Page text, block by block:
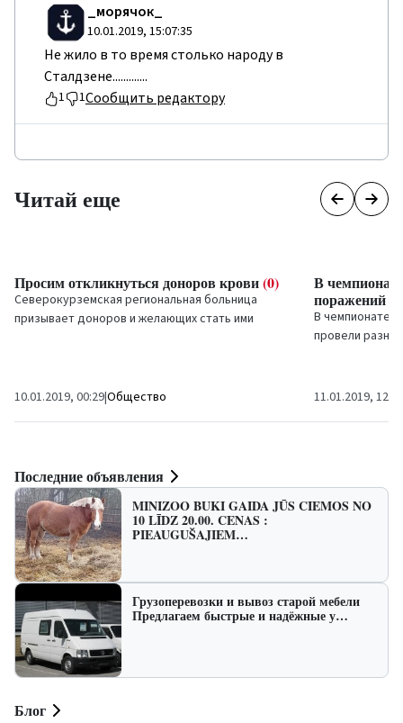
_морячок_
10.01.2019, 15:07:35
Не жило в то время столько народу в
Сталдзене.............
1 1Сообщить редактору
Читай еще
Просим откликнуться доноров крови(0)
Северокурземская региональная больница
призывает доноров и желающих стать ими
10.01.2019, 00:29|Общество
В
поражений
В чемпионате
провели
11.01.2019, 12:18
Последние объявления
MINIZOO BUKI GAIDA JŪS CIEMOS NO
10 LĪDZ 20.00. CENAS :
PIEAUGUŠAJIEM…
Грузоперевозки и вывоз старой мебели
Предлагаем быстрые и надёжные у…
Блог